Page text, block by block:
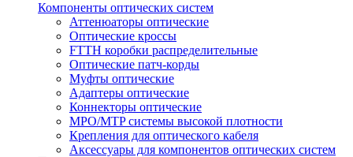
Компоненты оптических систем
Аттенюаторы оптические
Оптические кроссы
FTTH коробки распределительные
Оптические патч-корды
Муфты оптические
Адаптеры оптические
Коннекторы оптические
MPO/MTP системы высокой плотности
Крепления для оптического кабеля
Аксессуары для компонентов оптических систем